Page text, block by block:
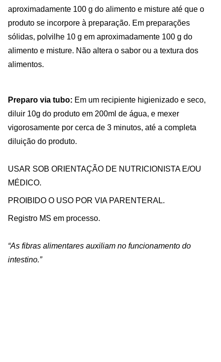
aproximadamente 100 g do alimento e misture até que o
produto se incorpore à preparação. Em preparações
sólidas, polvilhe 10 g em aproximadamente 100 g do
alimento e misture. Não altera o sabor ou a textura dos
alimentos.
Preparo via tubo: Em um recipiente higienizado e seco,
diluir 10g do produto em 200ml de água, e mexer
vigorosamente por cerca de 3 minutos, até a completa
diluição do produto.
USAR SOB ORIENTAÇÃO DE NUTRICIONISTA E/OU
MÉDICO.
PROIBIDO O USO POR VIA PARENTERAL.
Registro MS em processo.
“As fibras alimentares auxiliam no funcionamento do
intestino.”